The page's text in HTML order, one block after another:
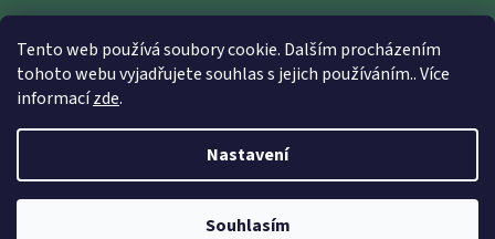
Tento web používá soubory cookie. Dalším procházením
tohoto webu vyjadřujete souhlas s jejich používáním.. Více
informacízde.
Nastavení
Souhlasím
Obchodní podmínky
Podmínky ochrany osobních údajů
Vytvořil Shoptet
WOMS. Všechna práva vyhrazena.